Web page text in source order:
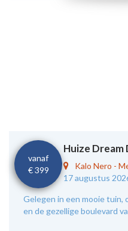
vanaf
€ 399
Huize Dream
Kalo Nero -
17 augustus
Gelegen in een mooie
en de gezellige boulevard